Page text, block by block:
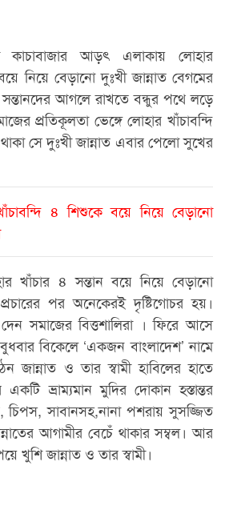
কাচাবাজার আড়ৎ এলাকায় লোহার
নিয়ে বেড়ানো দুঃখী জান্নাত বেগমের
আগলে রাখতে বন্ধুর পথে লড়ে
প্রতিকূলতা ভেঙ্গে লোহার খাঁচাবন্দি
সে দুঃখী জান্নাত এবার পেলো সুখের
৪ শিশুকে বয়ে নিয়ে বেড়ানো
খাঁচার ৪ সন্তান বয়ে নিয়ে বেড়ানো
পর অনেকেরই দৃষ্টিগোচর হয়।
দেন সমাজের বিত্তশালিরা । ফিরে আসে
বুধবার বিকেলে ‘একজন বাংলাদেশ’ নামে
জান্নাত ও তার স্বামী হাবিলের হাতে
ভ্রাম্যমান মুদির দোকান হস্তান্তর
চিপস, সাবানসহ,নানা পশরায় সুসজ্জিত
আগামীর বেচেঁ থাকার সম্বল। আর
জান্নাত ও তার স্বামী।